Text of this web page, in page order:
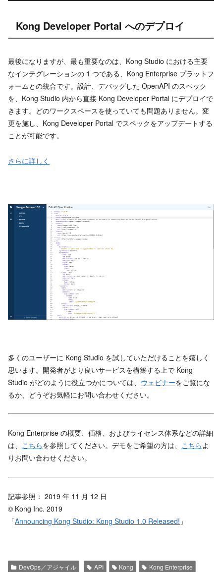
Kong Developer Portal へのデプロイ
最後になりますが、最も重要なのは、Kong Studio における主要
なインテグレーションの 1 つである、Kong Enterprise プラットフ
ォームとの統合です。設計、デバッグした OpenAPI のスペック
を、Kong Studio 内から直接 Kong Developer Portal にデプロイで
きます。どのワークスペースを使っていても問題ありません。変
更を施し、Kong Developer Portal でスペックをアップデートする
ことが可能です。
さらに詳しく
多くのユーザーに Kong Studio を試していただけることを嬉しく
思います。開発者がより良いサービスを構築する上で Kong
Studio がどのように役立つかについては、 ウェビナーをご覧にな
るか、どうぞお気軽にお問い合わせください。
Kong Enterprise の概要、価格、およびライセンス体系などの詳細
は、 こちらを参照してください。デモをご希望の方は、 こちらよ
りお問い合わせください。
記事参照： 2019 年 11 月 12 日
© Kong Inc. 2019
「Announcing Kong Studio: Kong Studio 1.0 Released! 」
DevOps／アジャイル API Kong
Kong Enterprise